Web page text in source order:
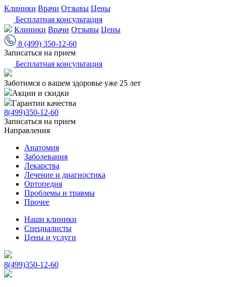
Клиники Врачи Отзывы Цены
Бесплатная консультация
Клиники Врачи Отзывы Цены
8 (499) 350-12-60
Записаться на прием
Бесплатная консультация
Заботимся о вашем здоровье уже 25 лет
Акции и скидки
Гарантии качества
8(499)350-12-60
Записаться на прием
Направления
Анатомия
Заболевания
Лекарства
Лечение и диагностика
Ортопедия
Проблемы и травмы
Прочее
Наши клиники
Специалисты
Цены и услуги
8(499)350-12-60